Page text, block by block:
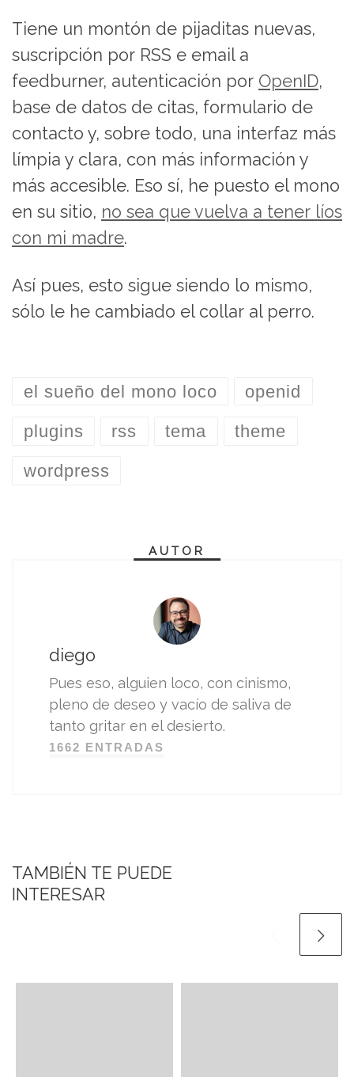
Tiene un montón de pijaditas nuevas,
suscripción por RSS e email a
feedburner, autenticación por OpenID,
base de datos de citas, formulario de
contacto y, sobre todo, una interfaz más
límpia y clara, con más información y
más accesible. Eso sí, he puesto el mono
en su sitio, no sea que vuelva a tener líos
con mi madre.
Así pues, esto sigue siendo lo mismo,
sólo le he cambiado el collar al perro.
el sueño del mono loco openid
plugins rss tema theme
wordpress
AUTOR
diego
Pues eso, alguien loco, con cinismo,
pleno de deseo y vacío de saliva de
tanto gritar en el desierto.
1662 ENTRADAS
TAMBIÉN TE PUEDE
INTERESAR